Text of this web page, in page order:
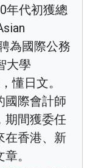
年代初獲總
為國際公務
大學
懂日文。
國際會計師
期間獲委任
在香港、新
。